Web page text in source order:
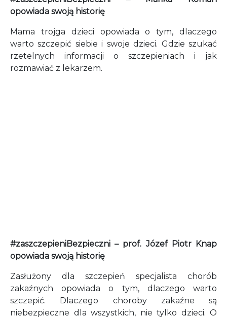
opowiada swoją historię
Mama trojga dzieci opowiada o tym, dlaczego
warto szczepić siebie i swoje dzieci. Gdzie szukać
rzetelnych informacji o szczepieniach i jak
rozmawiać z lekarzem.
#zaszczepieniBezpieczni – prof. Józef Piotr Knap
opowiada swoją historię
Zasłużony dla szczepień specjalista chorób
zakaźnych opowiada o tym, dlaczego warto
szczepić. Dlaczego choroby zakaźne są
niebezpieczne dla wszystkich, nie tylko dzieci. O